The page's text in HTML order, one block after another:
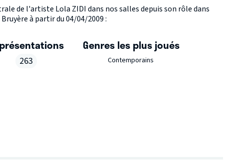
de l'artiste Lola ZIDI dans nos salles depuis son rôle dans
à partir du 04/04/2009 :
263
Genres les plus joués
Contemporains